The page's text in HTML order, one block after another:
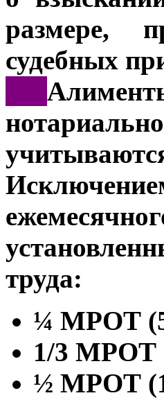
размере,
судебных
труда:
¼ МРОТ (5
1/3 МРОТ
½ МРОТ